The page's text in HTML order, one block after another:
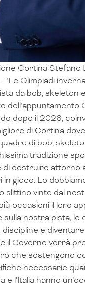
Cortina Stefano
“Le Olimpiadi
da bob, skeleton e
dopo il 2026,
di Cortina
di bob,
tradizione
costruire attorno
gioco. Lo
slittino vinte dal
occasioni il loro
nostra pista, lo
e
il Governo vorrà
che sostengono
necessarie
l’Italia hanno